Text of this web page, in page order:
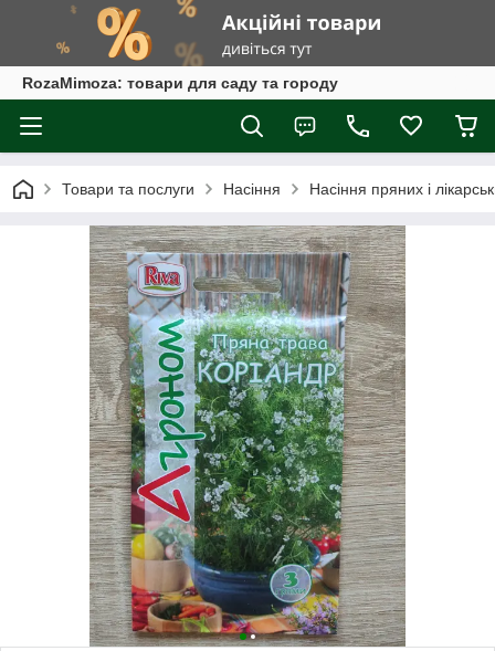
RozaMimoza: товари для саду та городу
Товари та послуги Насіння Насіння пряних і